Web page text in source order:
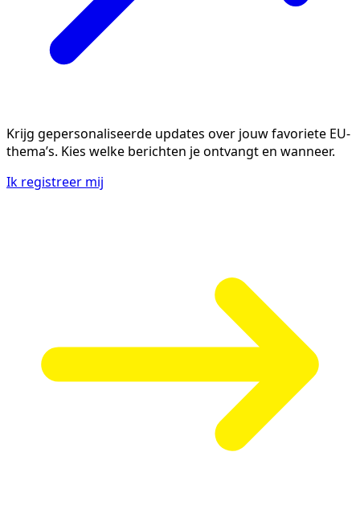
Krijg gepersonaliseerde updates over jouw favoriete EU-
thema’s. Kies welke berichten je ontvangt en wanneer.
Ik registreer mij